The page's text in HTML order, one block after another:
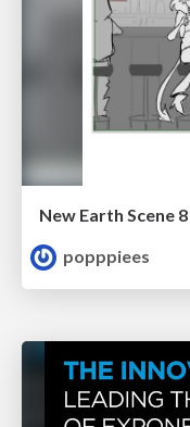
New Earth Scene 8
popppiees